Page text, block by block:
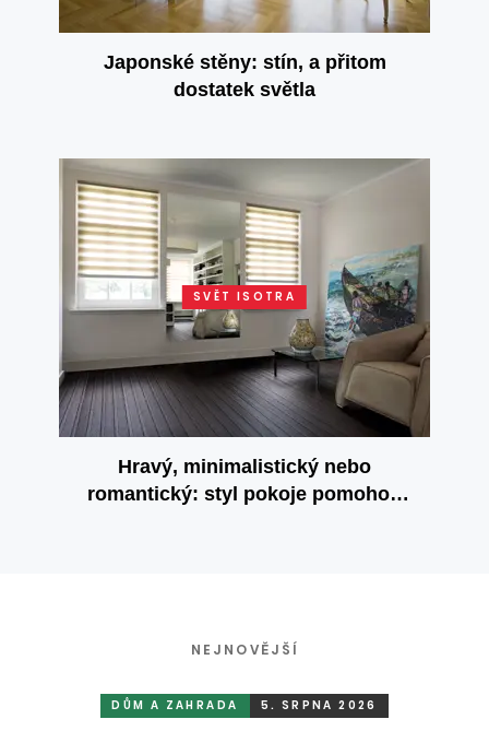
Japonské stěny: stín, a přitom
dostatek světla
SVĚT ISOTRA
Hravý, minimalistický nebo
romantický: styl pokoje pomohou
NEJNOVĚJŠÍ
DŮM A ZAHRADA 5. SRPNA 2026